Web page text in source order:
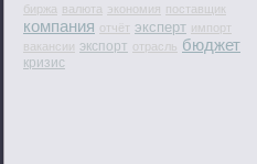
биржа валюта экономия поставщик
компания отчёт эксперт импорт
вакансии экспорт отрасль бюджет
кризис